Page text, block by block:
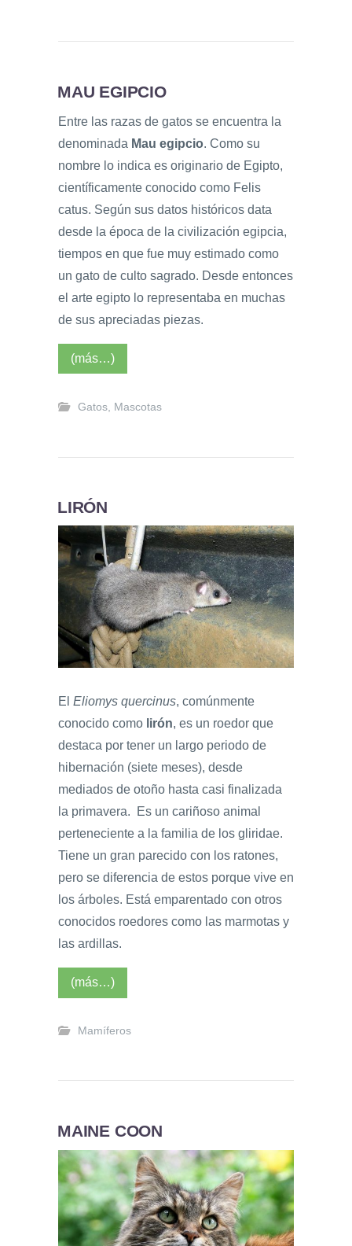
MAU EGIPCIO
Entre las razas de gatos se encuentra la
denominada Mau egipcio. Como su
nombre lo indica es originario de Egipto,
científicamente conocido como Felis
catus. Según sus datos históricos data
desde la época de la civilización egipcia,
tiempos en que fue muy estimado como
un gato de culto sagrado. Desde entonces
el arte egipto lo representaba en muchas
de sus apreciadas piezas.
(más…)
Gatos Mascotas
LIRÓN
El Eliomys quercinus, comúnmente
conocido como lirón, es un roedor que
destaca por tener un largo periodo de
hibernación (siete meses), desde
mediados de otoño hasta casi finalizada
la primavera.
Es un cariñoso animal
perteneciente a la familia de los gliridae.
Tiene un gran parecido con los ratones,
pero se diferencia de estos porque vive en
los árboles. Está emparentado con otros
conocidos roedores como las marmotas y
las ardillas.
(más…)
Mamíferos
MAINE COON